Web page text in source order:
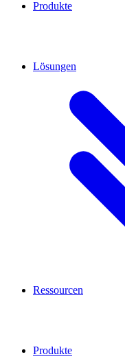
Produkte
Ressourcen
Lösungen
Produkte